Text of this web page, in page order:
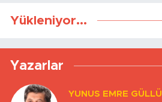
Yükleniyor...
Yazarlar
YUNUS EMRE GÜLLÜ